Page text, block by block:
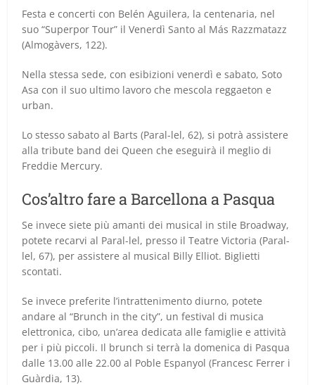
Festa e concerti con Belén Aguilera, la centenaria, nel
suo “Superpor Tour” il Venerdì Santo al Más Razzmatazz
(Almogàvers, 122).
Nella stessa sede, con esibizioni venerdì e sabato, Soto
Asa con il suo ultimo lavoro che mescola reggaeton e
urban.
Lo stesso sabato al Barts (Paral-lel, 62), si potrà assistere
alla tribute band dei Queen che eseguirà il meglio di
Freddie Mercury.
Cos’altro fare a Barcellona a Pasqua
Se invece siete più amanti dei musical in stile Broadway,
potete recarvi al Paral-lel, presso il Teatre Victoria (Paral-
lel, 67), per assistere al musical Billy Elliot. Biglietti
scontati.
Se invece preferite l’intrattenimento diurno, potete
andare al “Brunch in the city”, un festival di musica
elettronica, cibo, un’area dedicata alle famiglie e attività
per i più piccoli. Il brunch si terrà la domenica di Pasqua
dalle 13.00 alle 22.00 al Poble Espanyol (Francesc Ferrer i
Guàrdia, 13).